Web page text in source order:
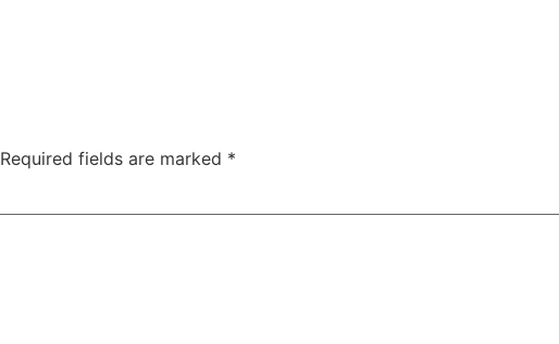
Required fields are marked *